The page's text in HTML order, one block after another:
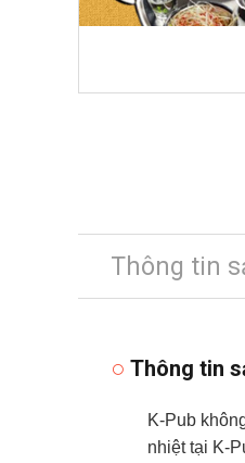
Thông tin
Thông tin
K-Pub
nhiệt tại K-